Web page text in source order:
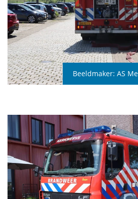
Beeldmaker: AS